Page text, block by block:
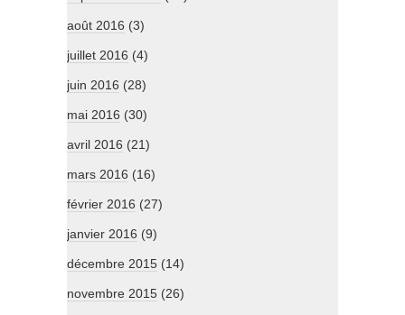
août 2016 (3)
juillet 2016 (4)
juin 2016 (28)
mai 2016 (30)
avril 2016 (21)
mars 2016 (16)
février 2016 (27)
janvier 2016 (9)
décembre 2015 (14)
novembre 2015 (26)